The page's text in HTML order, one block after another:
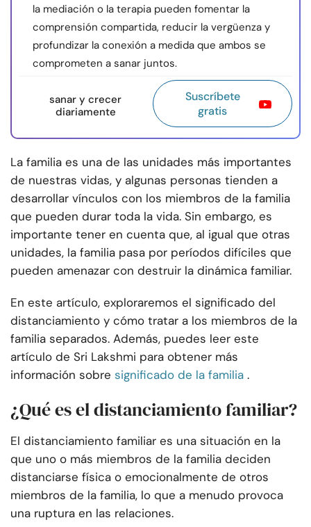
la mediación o la terapia pueden fomentar la
comprensión compartida, reducir la vergüenza y
profundizar la conexión a medida que ambos se
comprometen a sanar juntos.
sanar y crecer
diariamente
Suscríbete
gratis
La familia es una de las unidades más importantes
de nuestras vidas, y algunas personas tienden a
desarrollar vínculos con los miembros de la familia
que pueden durar toda la vida. Sin embargo, es
importante tener en cuenta que, al igual que otras
unidades, la familia pasa por períodos difíciles que
pueden amenazar con destruir la dinámica familiar.
En este artículo, exploraremos el significado del
distanciamiento y cómo tratar a los miembros de la
familia separados. Además, puedes leer este
artículo de Sri Lakshmi para obtener más
información sobre significado de la familia .
¿Qué es el distanciamiento familiar?
El distanciamiento familiar es una situación en la
que uno o más miembros de la familia deciden
distanciarse física o emocionalmente de otros
miembros de la familia, lo que a menudo provoca
una ruptura en las relaciones.